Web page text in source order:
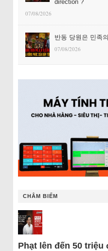
direction ?
07/08/2026
반동 당원은 민족
07/08/2026
CHÂM BIẾM
Phạt lên đến 50